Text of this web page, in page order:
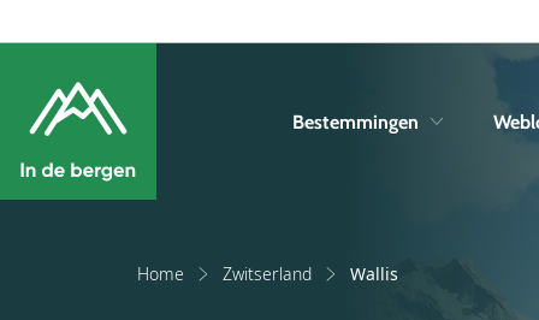
Bestemmingen
Home Zwitserland Wallis